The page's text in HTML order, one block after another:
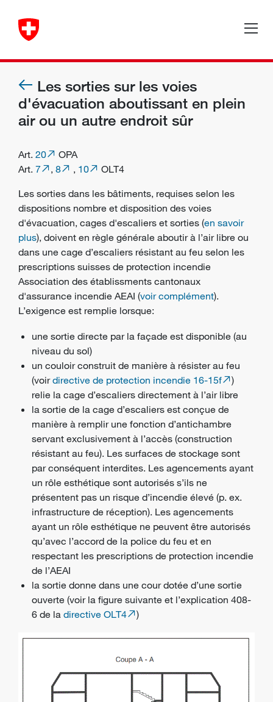
Les sorties sur les voies
d'évacuation aboutissant en plein
air ou un autre endroit sûr
Art. 20
OPA
Art. 7 , 8 , 10
OLT4
Les sorties dans les bâtiments, requises selon les
dispositions nombre et disposition des voies
d'évacuation, cages d'escaliers et sorties (en savoir
plus), doivent en règle générale aboutir à l’air libre ou
dans une cage d’escaliers résistant au feu selon les
prescriptions suisses de protection incendie
Association des établissments cantonaux
d'assurance incendie AEAI (voir complément).
L’exigence est remplie lorsque:
une sortie directe par la façade est disponible (au
niveau du sol)
un couloir construit de manière à résister au feu
(voirdirective de protection incendie 16-15f
)
relie la cage d’escaliers directement à l’air libre
la sortie de la cage d’escaliers est conçue de
manière à remplir une fonction d’antichambre
servant exclusivement à l’accès (construction
résistant au feu). Les surfaces de stockage sont
par conséquent interdites. Les agencements ayant
un rôle esthétique sont autorisés s’ils ne
présentent pas un risque d’incendie élevé (p. ex.
infrastructure de réception). Les agencements
ayant un rôle esthétique ne peuvent être autorisés
qu’avec l’accord de la police du feu et en
respectant les prescriptions de protection incendie
de l’AEAI
la sortie donne dans une cour dotée d’une sortie
ouverte (voir la figure suivante et l’explication 408-
6 de la directive OLT4 )